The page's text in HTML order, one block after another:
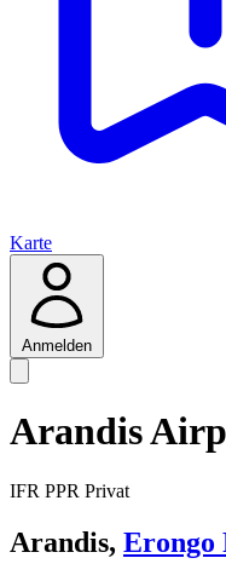
Karte
Anmelden
Arandis
IFR PPR Privat
Arandis, Erongo